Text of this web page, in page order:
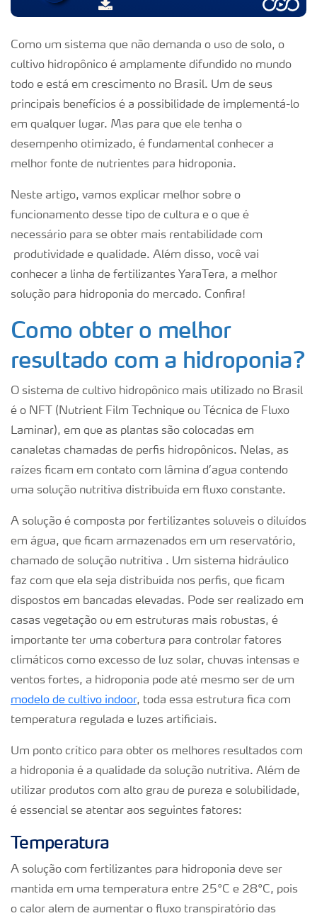
Como um sistema que não demanda o uso de solo, o
cultivo hidropônico é amplamente difundido no mundo
todo e está em crescimento no Brasil. Um de seus
principais benefícios é a possibilidade de implementá-lo
em qualquer lugar. Mas para que ele tenha o
desempenho otimizado, é fundamental conhecer a
melhor fonte de nutrientes para hidroponia.
Neste artigo, vamos explicar melhor sobre o
funcionamento desse tipo de cultura e o que é
necessário para se obter mais rentabilidade com
produtividade e qualidade. Além disso, você vai
conhecer a linha de fertilizantes YaraTera, a melhor
solução para hidroponia do mercado. Confira!
Como obter o melhor
resultado com a hidroponia?
O sistema de cultivo hidropônico mais utilizado no Brasil
é o NFT (Nutrient Film Technique ou Técnica de Fluxo
Laminar), em que as plantas são colocadas em
canaletas chamadas de perfis hidropônicos. Nelas, as
raízes ficam em contato com lâmina d’agua contendo
uma solução nutritiva distribuída em fluxo constante.
A solução é composta por fertilizantes soluveis o diluídos
em água, que ficam armazenados em um reservatório,
chamado de solução nutritiva . Um sistema hidráulico
faz com que ela seja distribuída nos perfis, que ficam
dispostos em bancadas elevadas. Pode ser realizado em
casas vegetação ou em estruturas mais robustas, é
importante ter uma cobertura para controlar fatores
climáticos como excesso de luz solar, chuvas intensas e
ventos fortes, a hidroponia pode até mesmo ser de um
modelo de cultivo indoor, toda essa estrutura fica com
temperatura regulada e luzes artificiais.
Um ponto crítico para obter os melhores resultados com
a hidroponia é a qualidade da solução nutritiva. Além de
utilizar produtos com alto grau de pureza e solubilidade,
é essencial se atentar aos seguintes fatores:
Temperatura
A solução com fertilizantes para hidroponia deve ser
mantida em uma temperatura entre 25°C e 28°C, pois
o calor alem de aumentar o fluxo transpiratório das